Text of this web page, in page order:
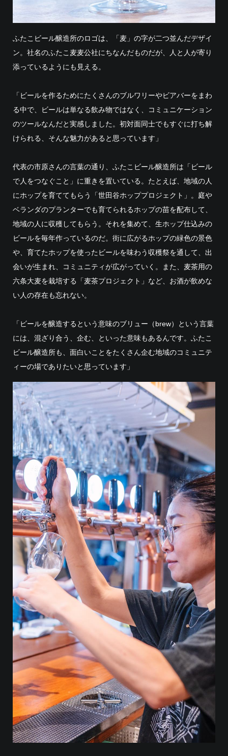
ふたこビール醸造所のロゴは、「麦」の字が二つ並んだデザイ
ン。社名のふたこ麦麦公社にちなんだものだが、人と人が寄り
添っているようにも見える。
「ビールを作るためにたくさんのブルワリーやビアバーをまわ
る中で、ビールは単なる飲み物ではなく、コミュニケーション
のツールなんだと実感しました。初対面同士でもすぐに打ち解
けられる、そんな魅力があると思っています」
代表の市原さんの言葉の通り、ふたこビール醸造所は「ビール
で人をつなぐこと」に重きを置いている。たとえば、地域の人
にホップを育ててもらう「世田谷ホッププロジェクト」。庭や
ベランダのプランターでも育てられるホップの苗を配布して、
地域の人に収穫してもらう。それを集めて、生ホップ仕込みの
ビールを毎年作っているのだ。街に広がるホップの緑色の景色
や、育てたホップを使ったビールを味わう収穫祭を通して、出
会いが生まれ、コミュニティが広がっていく。また、麦茶用の
六条大麦を栽培する「麦茶プロジェクト」など、お酒が飲めな
い人の存在も忘れない。
「ビールを醸造するという意味のブリュー（brew）という言葉
には、混ざり合う、企む、といった意味もあるんです。ふたこ
ビール醸造所も、面白いことをたくさん企む地域のコミュニテ
ィーの場でありたいと思っています」